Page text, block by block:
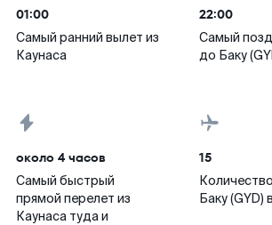
01:00
Самый ранний вылет из
Каунаса
22:00
Самый
до Баку
около 4 часов
Самый быстрый
прямой перелет из
Каунаса туда и
15
Баку (GYD)